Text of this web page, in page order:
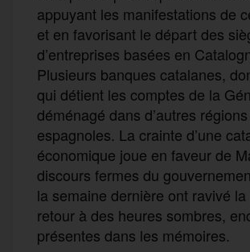
appuyant les manifestations de
et en favorisant le départ des
d’entreprises basées en
Plusieurs banques catalanes,
qui détient les comptes de la
déménagé dans d’autres régions
espagnoles. La crainte d’une
économique joue en faveur de
discours fermes du
la semaine dernière ont ravivé la
retour à des heures sombres,
présentes dans les mémoires.